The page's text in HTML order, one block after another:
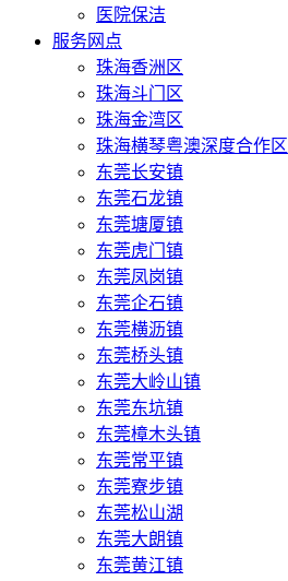
医院保洁
服务网点
珠海香洲区
珠海斗门区
珠海金湾区
珠海横琴粤澳深度合作区
东莞长安镇
东莞石龙镇
东莞塘厦镇
东莞虎门镇
东莞凤岗镇
东莞企石镇
东莞横沥镇
东莞桥头镇
东莞大岭山镇
东莞东坑镇
东莞樟木头镇
东莞常平镇
东莞寮步镇
东莞松山湖
东莞大朗镇
东莞黄江镇